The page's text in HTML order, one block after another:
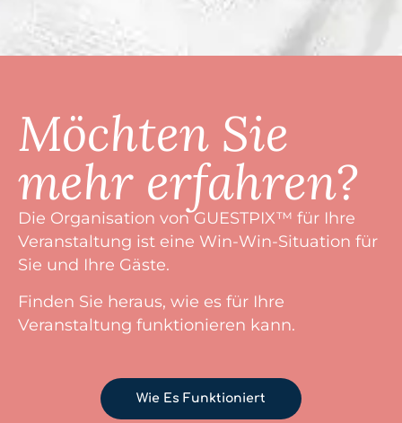
Möchten Sie
mehr erfahren?
Die Organisation von GUESTPIX™ für Ihre
Veranstaltung ist eine Win-Win-Situation für
Sie und Ihre Gäste.
Finden Sie heraus, wie es für Ihre
Veranstaltung funktionieren kann.
Wie Es Funktioniert